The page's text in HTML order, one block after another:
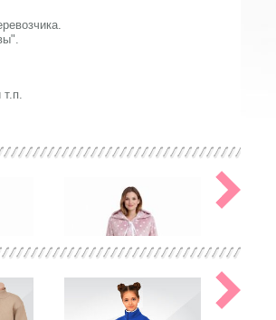
т.п.